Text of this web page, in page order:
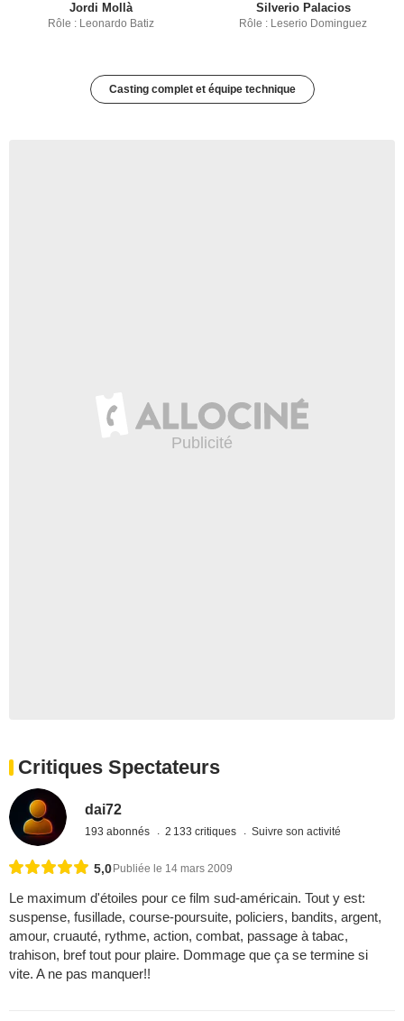
Jordi Mollà
Rôle : Leonardo Batiz
Silverio Palacios
Rôle : Leserio Dominguez
Casting complet et équipe technique
Critiques Spectateurs
dai72
193 abonnés 2 133 critiques Suivre son activité
5,0 Publiée le 14 mars 2009
Le maximum d'étoiles pour ce film sud-américain. Tout y est:
suspense, fusillade, course-poursuite, policiers, bandits, argent,
amour, cruauté, rythme, action, combat, passage à tabac,
trahison, bref tout pour plaire. Dommage que ça se termine si
vite. A ne pas manquer!!